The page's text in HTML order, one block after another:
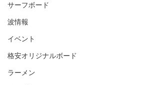
サーフボード
波情報
イベント
格安オリジナルボード
ラーメン